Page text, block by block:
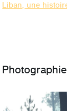
Liban, une